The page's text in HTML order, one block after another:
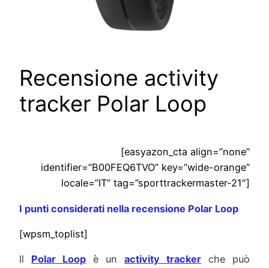
Recensione activity
tracker Polar Loop
[easyazon_cta align=”none”
identifier=”B00FEQ6TVO” key=”wide-orange”
locale=”IT” tag=”sporttrackermaster-21″]
I punti considerati nella recensione Polar Loop
[wpsm_toplist]
Il Polar Loop è un activity tracker che può